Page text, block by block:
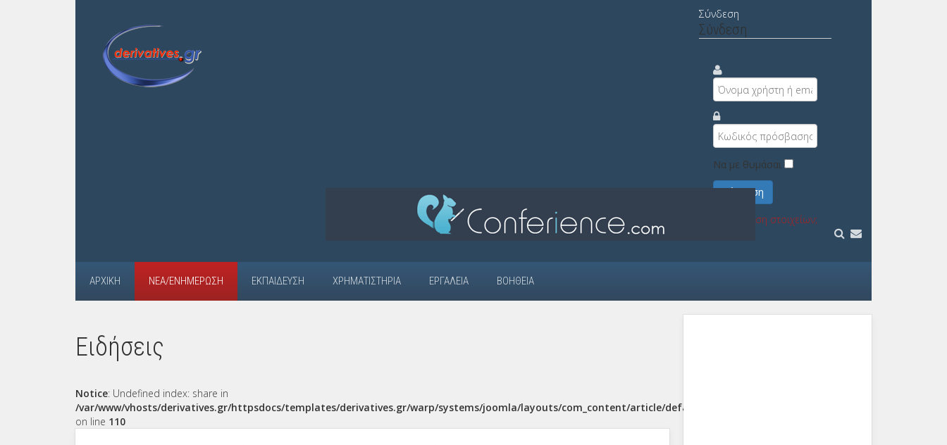
Σύνδεση
Σύνδεση
Να με θυμάσαι
Σύνδεση
Υπενθύμιση στοιχείων;
ΑΡΧΙΚΉ ΝΈΑ/ΕΝΗΜΈΡΩΣΗ ΕΚΠΑΊΔΕΥΣΗ ΧΡΗΜΑΤΙΣΤΉΡΙΑ ΕΡΓΑΛΕΊΑ ΒΟΉΘΕΙΑ
Ειδήσεις
Notice: Undefined index: share in
/var/www/vhosts/derivatives.gr/httpsdocs/templates/derivatives.gr/warp/systems/joomla/layouts/com_content/article/default.php
on line 110